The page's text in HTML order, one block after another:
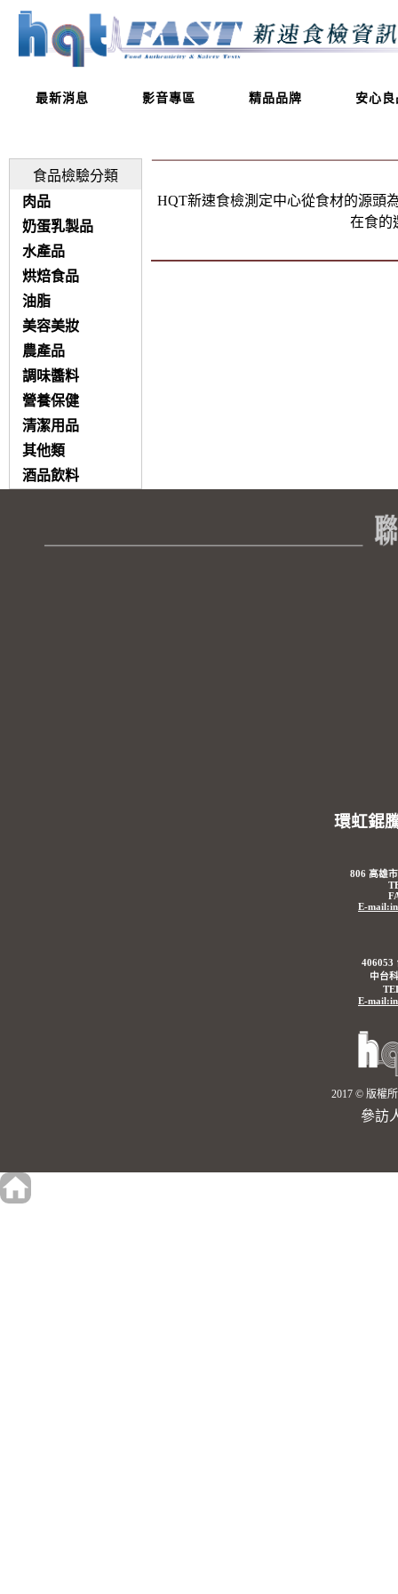
最新消息 影音專區 精品品牌 安心良
食品檢驗分類
肉品
奶蛋乳製品
水產品
烘焙食品
油脂
美容美妝
農產品
調味醬料
營養保健
清潔用品
其他類
酒品飲料
HQT新速食檢測定中心從食材的源頭
在食的
環虹錕
806 高雄
E-
406053
中台
E-
2017 © 版權
參訪